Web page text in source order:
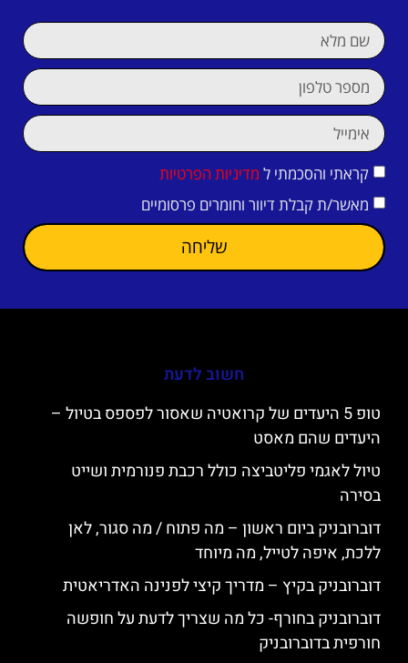
קראתי והסכמתי ל מדיניות הפרטיות
מאשר/ת קבלת דיוור וחומרים פרסומיים
שליחה
חשוב לדעת
טופ 5 היעדים של קרואטיה שאסור לפספס בטיול –
היעדים שהם מאסט
טיול לאגמי פליטביצה כולל רכבת פנורמית ושייט
בסירה
דוברובניק ביום ראשון – מה פתוח / מה סגור, לאן
ללכת, איפה לטייל, מה מיוחד
דוברובניק בקיץ – מדריך קיצי לפנינה האדריאטית
דוברובניק בחורף- כל מה שצריך לדעת על חופשה
חורפית בדוברובניק